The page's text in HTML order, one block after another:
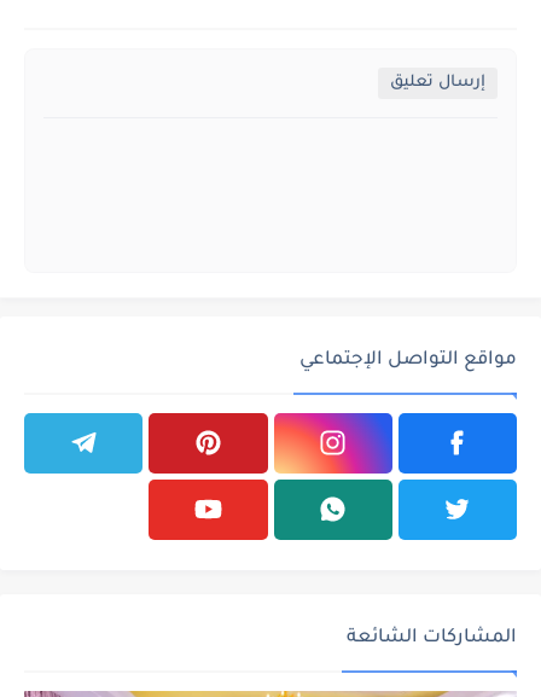
إرسال تعليق
مواقع التواصل الإجتماعي
المشاركات الشائعة